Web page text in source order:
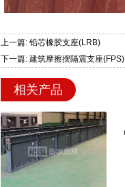
上一篇: 铅芯橡胶支座(LRB)
下一篇: 建筑摩擦摆隔震支座(FPS)
相关产品